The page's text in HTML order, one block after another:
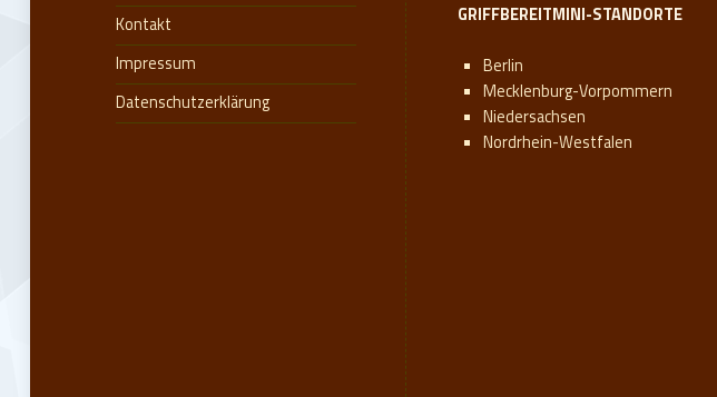
Kontakt
Impressum
Datenschutzerklärung
GRIFFBEREITMINI-STANDORTE
Berlin
Mecklenburg-Vorpommern
Niedersachsen
Nordrhein-Westfalen